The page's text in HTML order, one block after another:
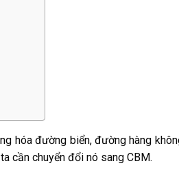
hóa đường biển, đường hàng
cần chuyển đổi nó sang CBM.